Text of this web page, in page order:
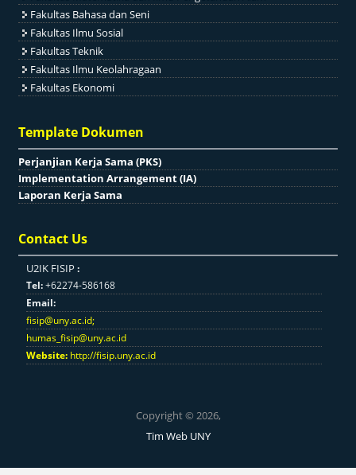
Fakultas Bahasa dan Seni
Fakultas Ilmu Sosial
Fakultas Teknik
Fakultas Ilmu Keolahragaan
Fakultas Ekonomi
Template Dokumen
Perjanjian Kerja Sama (PKS)
Implementation Arrangement (IA)
Laporan Kerja Sama
Contact Us
U2IK FISIP :
Tel:+62274-586168
Email:
fisip@uny.ac.id;
humas_fisip@uny.ac.id
Website: http://fisip.uny.ac.id
Copyright © 2026,
Tim Web UNY